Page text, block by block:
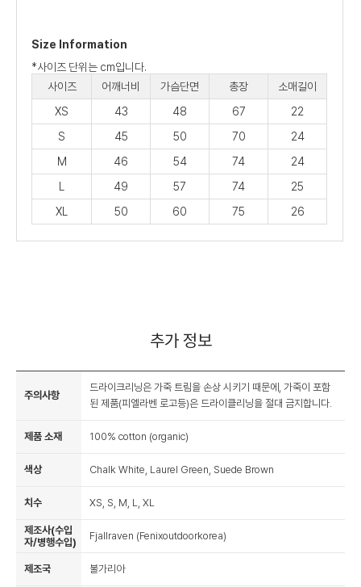
Size Information
*사이즈 단위는 cm입니다.
사이즈
어깨너비 가슴단면 총장
소매길이
XS
43 48 67
22
S
45 50 70
24
M
46 54 74
24
49 57 74
25
XL
50 60 75 26
추가 정보
주의사항
드라이크리닝은 가죽 트림을 손상 시키기 때문에, 가죽이 포함
된 제품(피엘라벤 로고등)은 드라이클리닝을 절대 금지합니다.
제품 소재 100% cotton (organic)
색상 Chalk White, Laurel Green, Suede Brown
치수 XS, S, M, L, XL
제조사(수입
자/병행수입)
Fjallraven (Fenixoutdoorkorea)
제조국 불가리아